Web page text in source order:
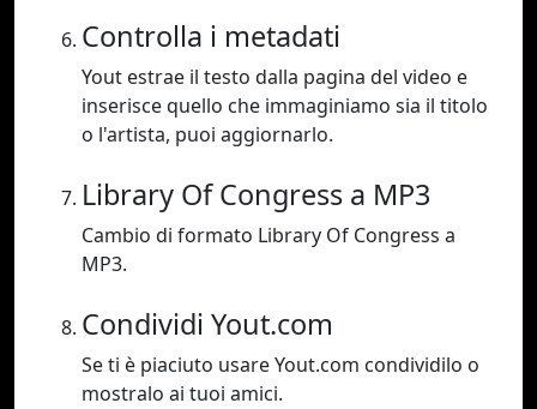
Controlla i metadati
Yout estrae il testo dalla pagina del video e
inserisce quello che immaginiamo sia il titolo
o l'artista, puoi aggiornarlo.
Library Of Congress a MP3
Cambio di formato Library Of Congress a
MP3.
Condividi Yout.com
Se ti è piaciuto usare Yout.com condividilo o
mostralo ai tuoi amici.